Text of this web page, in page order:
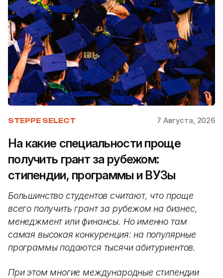
STEPPE SELECT 7 Августа, 2026
На какие специальности проще
получить грант за рубежом:
стипендии, программы и ВУЗы
Большинство студентов считают, что проще
всего получить грант за рубежом на бизнес,
менеджмент или финансы. Но именно там
самая высокая конкуренция: на популярные
программы подаются тысячи абитуриентов.
При этом многие международные стипендии